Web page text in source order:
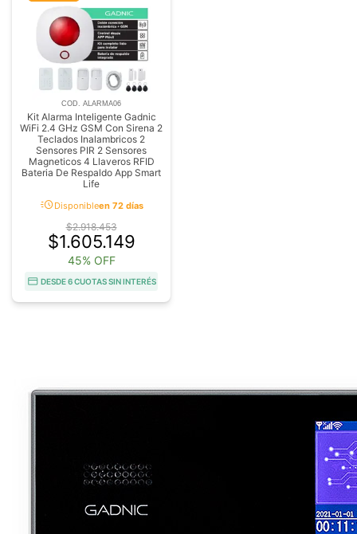
COD. ALARMA06
Kit Alarma Inteligente Gadnic
WiFi 2.4 GHz GSM Con Sirena 2
Teclados Inalambricos 2
Sensores PIR 2 Sensores
Magneticos 4 Llaveros RFID
Bateria De Respaldo App Smart
Life
acuteDisponibleen 72 días
$2.918.453
$1.605.149
45% OFF
DESDE 6 CUOTAS SIN INTERÉS